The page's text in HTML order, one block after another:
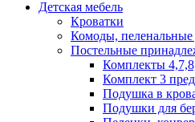
Детская мебель
Кроватки
Комоды, пеленальные
Постельные
Комплекты
Комплект 3
Подушка в
Подушки для